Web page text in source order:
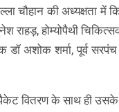
चौहान की अध्यक्षता में
राहड़, होम्योपैथी
डॉ अशोक शर्मा, पूर्व
वितरण के साथ ही